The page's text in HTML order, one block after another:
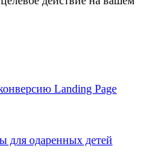
Landing Page
для одаренных детей